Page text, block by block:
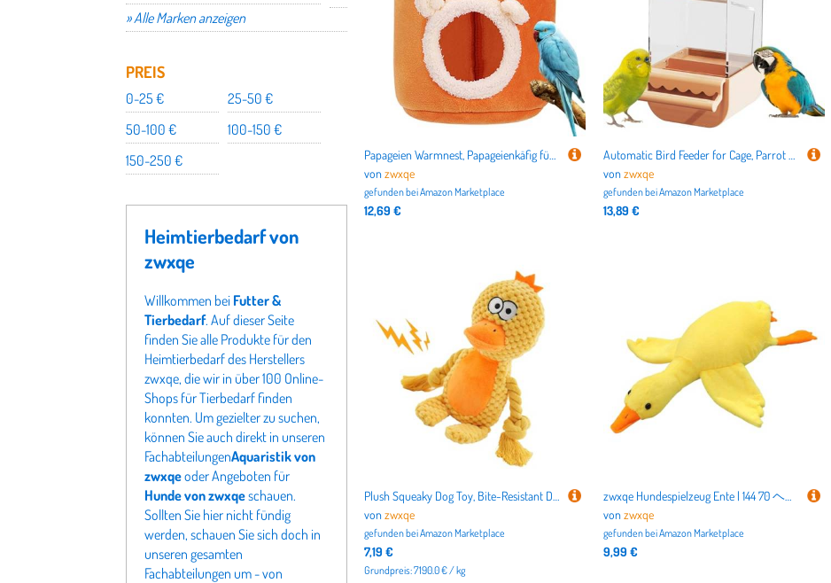
» Alle Marken anzeigen
PREIS
0-25 €
25-50 €
50-100 €
100-150 €
150-250 €
Heimtierbedarf von
zwxqe
Willkommen bei Futter &
Tierbedarf. Auf dieser Seite
finden Sie alle Produkte für den
Heimtierbedarf des Herstellers
zwxqe, die wir in über 100 Online-
Shops für Tierbedarf finden
konnten. Um gezielter zu suchen,
können Sie auch direkt in unseren
FachabteilungenAquaristik von
zwxqeoder Angeboten für
Hunde von zwxqeschauen.
Sollten Sie hier nicht fündig
werden, schauen Sie sich doch in
unseren gesamten
Fachabteilungen um - von
Papageien Warmnest, Papageienkäfig für große Vögel, Winter Vogelunterschlupf, Papageienkäfige mit Haken, Großer Vogelkäfig Wärmer Vogelkäfig Wärmer Papagei Winterwärmer, Papagei Komfortnest, Großer
vonzwxqe
gefunden beiAmazon Marketplace
12,69 €
Automatic Bird Feeder for Cage, Parrot Food Dispenser, Lovebird Food Container Splash-Proof, Green, White, Yellow Feeding Supplies Cockatiel Parakeet Small Pet Birds
vonzwxqe
gefunden beiAmazon Marketplace
13,89 €
Plush Squeaky Dog Toy, Bite-Resistant Dog Toy, Animal Shape Squeaky Toy, Interactive Plush Dog Toy, Squeak Sound Dog Toy, Plush Dog Toy for Training, Chew Toys for Behavioral Training, Durable Plush
vonzwxqe
gefunden beiAmazon Marketplace
7,19 €
Grundpreis: 7190.0 € / kg
zwxqe Hundespielzeug Ente | 144 70 ヘッドフォン | リアルタイム イヤーバッド
vonzwxqe
gefunden beiAmazon Marketplace
9,99 €